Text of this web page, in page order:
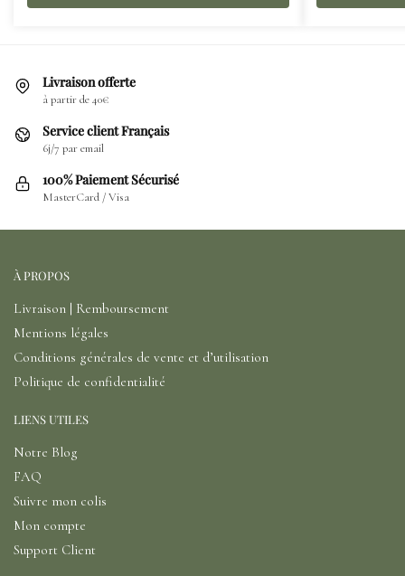
Livraison offerte
à partir de 40€
Service client Français
6j/7 par email
100% Paiement Sécurisé
MasterCard / Visa
À PROPOS
Livraison | Remboursement
Mentions légales
Conditions générales de vente et d’utilisation
Politique de confidentialité
LIENS UTILES
Notre Blog
FAQ
Suivre mon colis
Mon compte
Support Client